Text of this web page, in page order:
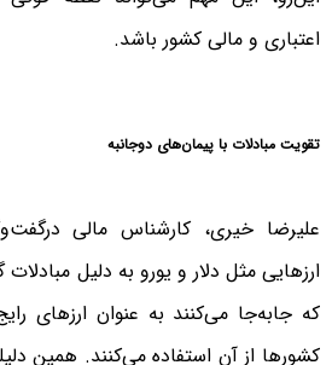
اعتباری و مالی کشور باشد.
تقویت مبادلات با پیمان‌های دوجانبه
علیرضا خیری، کارشناس مالی
ارزهایی مثل دلار و یورو به دلیل
که جابه‌جا می‌کنند به عنوان ارزهای
کشورها از آن استفاده می‌کنند. همین